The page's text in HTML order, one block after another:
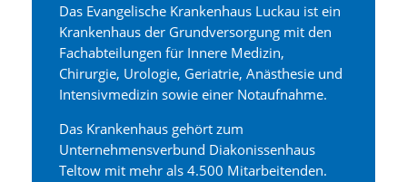
Das Evangelische Krankenhaus Luckau ist ein
Krankenhaus der Grundversorgung mit den
Fachabteilungen für Innere Medizin,
Chirurgie, Urologie, Geriatrie, Anästhesie und
Intensivmedizin sowie einer Notaufnahme.
Das Krankenhaus gehört zum
Unternehmensverbund Diakonissenhaus
Teltow mit mehr als 4.500 Mitarbeitenden.